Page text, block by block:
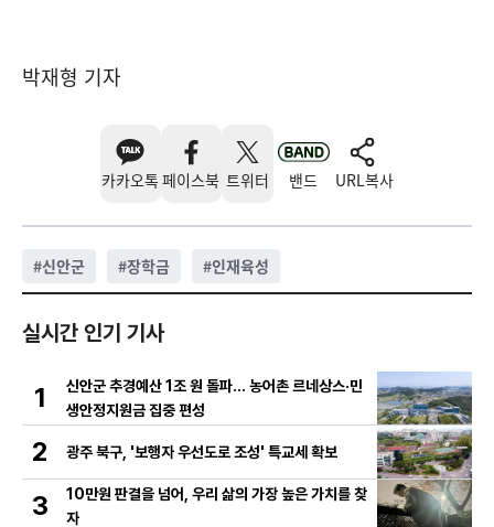
박재형 기자
카카오톡 페이스북 트위터 밴드 URL복사
#신안군 #장학금 #인재육성
실시간 인기 기사
1
신안군 추경예산 1조 원 돌파… 농어촌 르네상스·민
생안정지원금 집중 편성
2 광주 북구, '보행자 우선도로 조성' 특교세 확보
3
10만원 판결을 넘어, 우리 삶의 가장 높은 가치를 찾
자